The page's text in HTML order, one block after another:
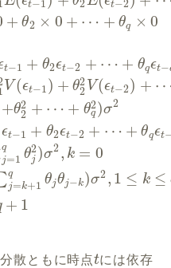
t−1 2 t−2
+ θ2 × 0 + ⋯ + θq × 0
t−1 + θ2ϵt−2 + ⋯ + θqϵt−
V (ϵt−1) + θ2
2 V (ϵt−2) +
+θ2
2 + ⋯ + θ2
q )σ2
ϵt−1 + θ2ϵt−2 + ⋯ + θqϵt
q
j=1 θ2
j )σ2 , k = 0
q
j=k+1 θjθj−k)σ2 , 1 ≤ k ≤
+ 1
散ともに時点tには依存